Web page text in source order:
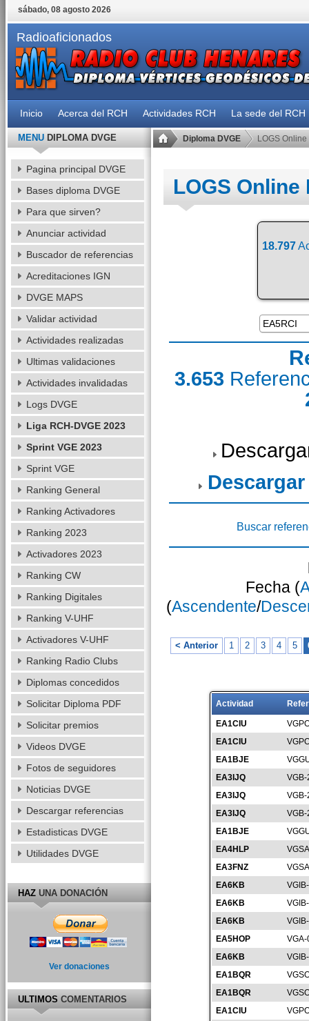
sábado, 08 agosto 2026
Radioaficionados
Inicio Acerca del RCH Actividades RCH La sede del RCH
Diploma DVGE LOGS Online
LOGS Online
18.797
3.653
Buscar
Fecha (
(Ascendente/
< Anterior 1 2 3 4 5
Actividad
EA1CIU
EA1CIU
EA1BJE
EA3IJQ
EA3IJQ
EA3IJQ
EA1BJE
EA4HLP
EA3FNZ
EA6KB
EA6KB
EA6KB
EA5HOP
EA6KB
EA1BQR
EA1BQR
EA1CIU
MENUDIPLOMA DVGE
Pagina principal DVGE
Bases diploma DVGE
Para que sirven?
Anunciar actividad
Buscador de referencias
Acreditaciones IGN
DVGE MAPS
Validar actividad
Actividades realizadas
Ultimas validaciones
Actividades invalidadas
Logs DVGE
Liga RCH-DVGE 2023
Sprint VGE 2023
Sprint VGE
Ranking General
Ranking Activadores
Ranking 2023
Activadores 2023
Ranking CW
Ranking Digitales
Ranking V-UHF
Activadores V-UHF
Ranking Radio Clubs
Diplomas concedidos
Solicitar Diploma PDF
Solicitar premios
Videos DVGE
Fotos de seguidores
Noticias DVGE
Descargar referencias
Estadisticas DVGE
Utilidades DVGE
HAZUNA DONACIÓN
Ver donaciones
ULTIMOSCOMENTARIOS